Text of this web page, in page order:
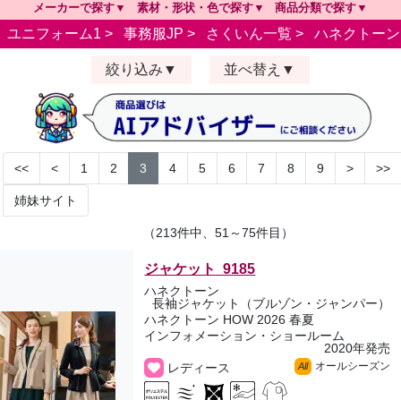
メーカーで探す 素材・形状・色で探す 商品分類で探す
ユニフォーム1 > 事務服JP > さくいん一覧 > ハネクトー
絞り込み 並べ替え
<< < 1 2 3 4 5 6 7 8 9 > >>
姉妹サイト
（213件中、51～75件目）
ジャケット 9185
ハネクトーン
長袖ジャケット（ブルゾン・ジャンパー）
ハネクトーン HOW 2026 春夏
インフォメーション・ショールーム
2020年発売
レディース
All オールシーズン